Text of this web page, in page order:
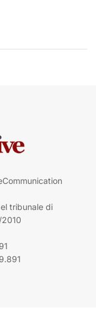
tribunale di